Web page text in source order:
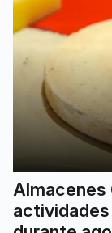
Almacenes